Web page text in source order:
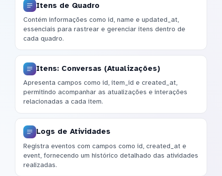
Itens de Quadro
Contém informações como id, name e updated_at,
essenciais para rastrear e gerenciar itens dentro de
cada quadro.
Itens: Conversas (Atualizações)
Apresenta campos como id, item_id e created_at,
permitindo acompanhar as atualizações e interações
relacionadas a cada item.
Logs de Atividades
Registra eventos com campos como id, created_at e
event, fornecendo um histórico detalhado das atividades
realizadas.